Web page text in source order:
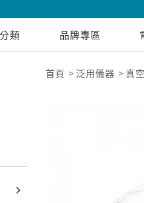
類 品牌專區
首頁 泛用儀器 真